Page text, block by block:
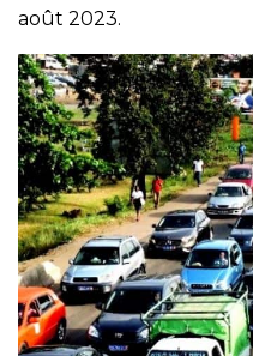
août 2023.